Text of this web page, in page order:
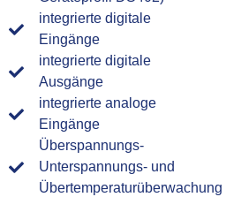
integrierte digitale
Eingänge
integrierte digitale
Ausgänge
integrierte analoge
Eingänge
Überspannungs-
Unterspannungs- und
Übertemperaturüberwachung